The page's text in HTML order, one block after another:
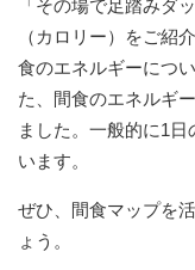
「その場で足踏みダ
（カロリー）をご紹
食のエネルギーにつ
た、間食のエネルギ
ました。一般的に1
います。
ぜひ、間食マップを
ょう。